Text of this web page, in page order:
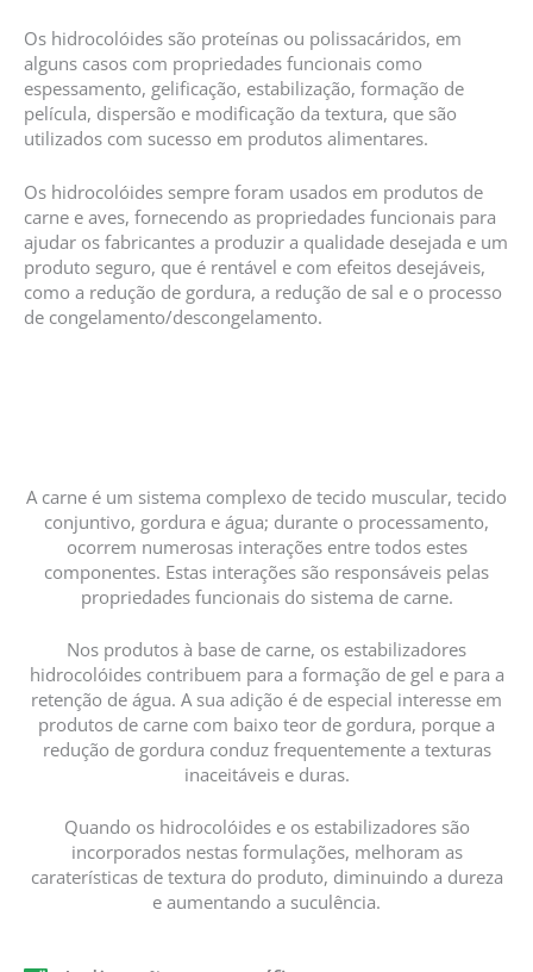
Os hidrocolóides são proteínas ou polissacáridos, em
alguns casos com propriedades funcionais como
espessamento, gelificação, estabilização, formação de
película, dispersão e modificação da textura, que são
utilizados com sucesso em produtos alimentares.
Os hidrocolóides sempre foram usados em produtos de
carne e aves, fornecendo as propriedades funcionais para
ajudar os fabricantes a produzir a qualidade desejada e um
produto seguro, que é rentável e com efeitos desejáveis,
como a redução de gordura, a redução de sal e o processo
de congelamento/descongelamento.
A carne é um sistema complexo de tecido muscular, tecido
conjuntivo, gordura e água; durante o processamento,
ocorrem numerosas interações entre todos estes
componentes. Estas interações são responsáveis pelas
propriedades funcionais do sistema de carne.
Nos produtos à base de carne, os estabilizadores
hidrocolóides contribuem para a formação de gel e para a
retenção de água. A sua adição é de especial interesse em
produtos de carne com baixo teor de gordura, porque a
redução de gordura conduz frequentemente a texturas
inaceitáveis e duras.
Quando os hidrocolóides e os estabilizadores são
incorporados nestas formulações, melhoram as
caraterísticas de textura do produto, diminuindo a dureza
e aumentando a suculência.